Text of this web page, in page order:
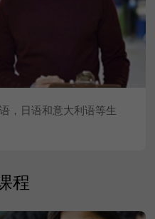
，日语和意大利语等生
程